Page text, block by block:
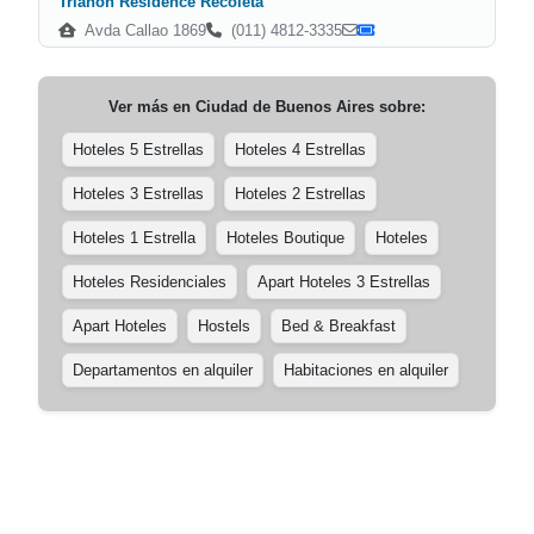
Avda Callao 1869
(011) 4812-3335
Ver más en Ciudad de Buenos Aires sobre:
Hoteles 5 Estrellas Hoteles 4 Estrellas
Hoteles 3 Estrellas Hoteles 2 Estrellas
Hoteles 1 Estrella Hoteles Boutique Hoteles
Hoteles Residenciales Apart Hoteles 3 Estrellas
Apart Hoteles Hostels Bed & Breakfast
Departamentos en alquiler Habitaciones en alquiler